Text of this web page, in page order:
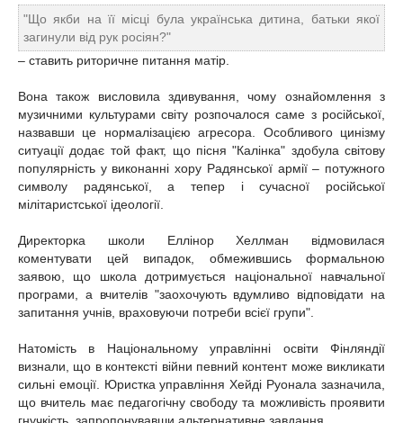
"Що якби на її місці була українська дитина, батьки якої
загинули від рук росіян?"
– ставить риторичне питання матір.
Вона також висловила здивування, чому ознайомлення з
музичними культурами світу розпочалося саме з російської,
назвавши це нормалізацією агресора. Особливого цинізму
ситуації додає той факт, що пісня "Калінка" здобула світову
популярність у виконанні хору Радянської армії – потужного
символу радянської, а тепер і сучасної російської
мілітаристської ідеології.
Директорка школи Еллінор Хеллман відмовилася
коментувати цей випадок, обмежившись формальною
заявою, що школа дотримується національної навчальної
програми, а вчителів "заохочують вдумливо відповідати на
запитання учнів, враховуючи потреби всієї групи".
Натомість в Національному управлінні освіти Фінляндії
визнали, що в контексті війни певний контент може викликати
сильні емоції. Юристка управління Хейді Руонала зазначила,
що вчитель має педагогічну свободу та можливість проявити